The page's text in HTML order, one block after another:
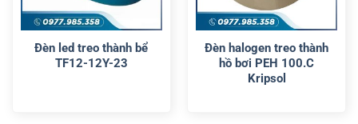
Đèn led treo thành bể
TF12-12Y-23
Đèn halogen treo thành
hồ bơi PEH 100.C
Kripsol